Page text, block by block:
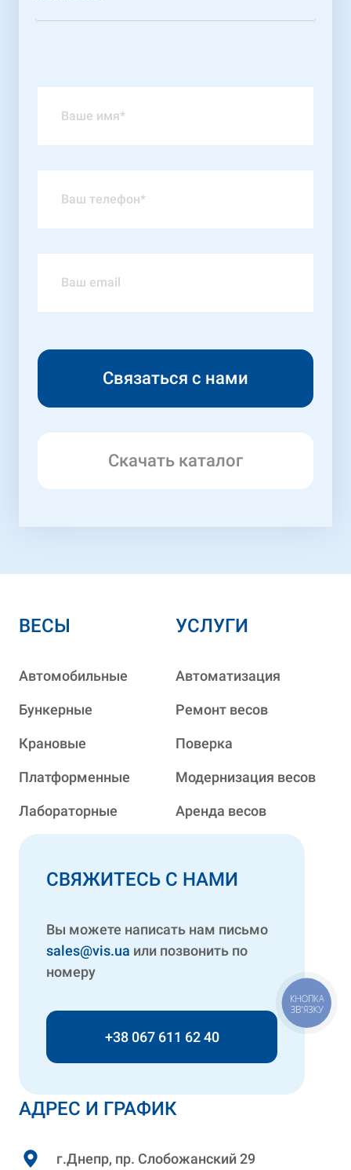
Скачать каталог
АДРЕС И ГРАФИК
г.Днепр, пр. Слобожанский 29
ВЕСЫ
Автомобильные
Бункерные
Крановые
Платформенные
Лабораторные
УСЛУГИ
Автоматизация
Ремонт весов
Поверка
Модернизация весов
Аренда весов
СВЯЖИТЕСЬ С НАМИ
Вы можете написать нам письмо
sales@vis.ua или позвонить по
номеру
+38 067 611 62 40
КНОПКА
ЗВ'ЯЗКУ